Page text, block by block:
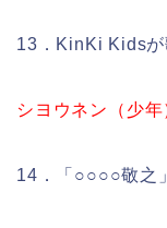
13．KinKi Kidsが
シヨウネン（少年
14．「○○○○敬之